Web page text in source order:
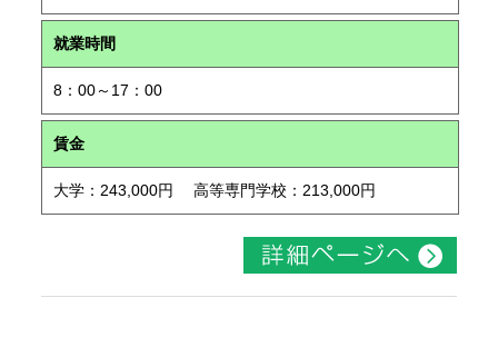
就業時間
8：00～17：00
賃金
大学：243,000円 高等専門学校：213,000円